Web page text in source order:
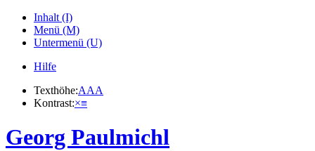
Inhalt (I)
Menü (M)
Untermenü (U)
Hilfe
Texthöhe:AAA
Kontrast:×≡
Georg Paulmichl